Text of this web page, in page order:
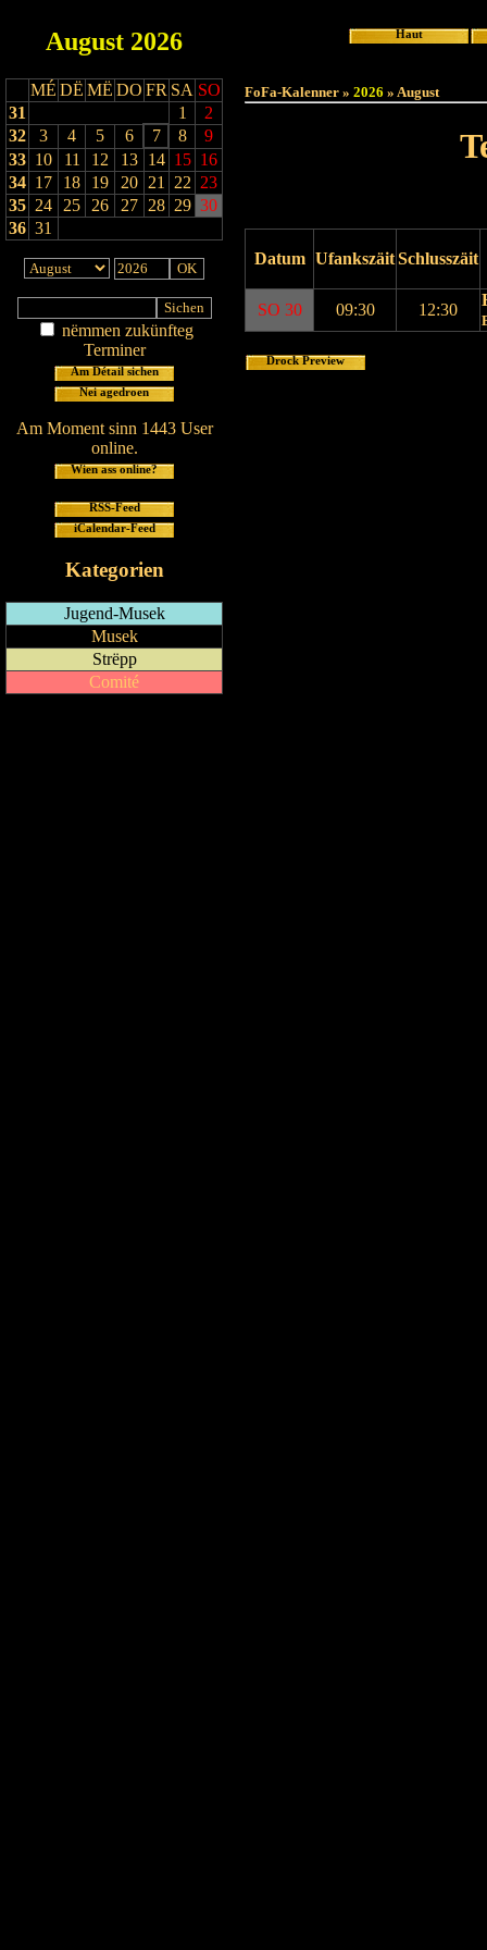
August 2026
MÉ DË MË DO FR SA SO
31
1
2
32
3 4 5 6 7 8
9
33 10 11 12 13 14 15 16
34 17 18 19 20 21 22 23
35 24 25 26 27 28 29 30
36 31
nëmmen zukünfteg
Terminer
Am Détail sichen
Nei agedroen
Am Moment sinn 1443 User
online.
Wien ass online?
RSS-Feed
iCalendar-Feed
Kategorien
Jugend-Musek
Musek
Strëpp
Comité
Haut
FoFa-Kalenner » 2026 » August
Datum UfankszäitSchlusszäit
SO 30 09:30 12:30
Drock Preview